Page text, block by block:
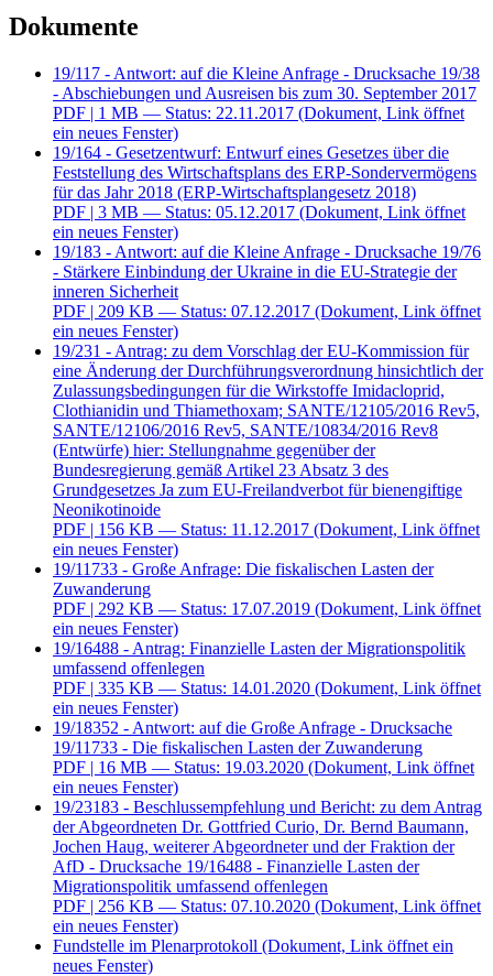
Dokumente
19/117 - Antwort: auf die Kleine Anfrage - Drucksache 19/38
- Abschiebungen und Ausreisen bis zum 30. September 2017
PDF | 1 MB — Status: 22.11.2017 (Dokument, Link öffnet
ein neues Fenster)
19/164 - Gesetzentwurf: Entwurf eines Gesetzes über die
Feststellung des Wirtschaftsplans des ERP-Sondervermögens
für das Jahr 2018 (ERP-Wirtschaftsplangesetz 2018)
PDF | 3 MB — Status: 05.12.2017 (Dokument, Link öffnet
ein neues Fenster)
19/183 - Antwort: auf die Kleine Anfrage - Drucksache 19/76
- Stärkere Einbindung der Ukraine in die EU-Strategie der
inneren Sicherheit
PDF | 209 KB — Status: 07.12.2017 (Dokument, Link öffnet
ein neues Fenster)
19/231 - Antrag: zu dem Vorschlag der EU-Kommission für
eine Änderung der Durchführungsverordnung hinsichtlich der
Zulassungsbedingungen für die Wirkstoffe Imidacloprid,
Clothianidin und Thiamethoxam; SANTE/12105/2016 Rev5,
SANTE/12106/2016 Rev5, SANTE/10834/2016 Rev8
(Entwürfe) hier: Stellungnahme gegenüber der
Bundesregierung gemäß Artikel 23 Absatz 3 des
Grundgesetzes Ja zum EU-Freilandverbot für bienengiftige
Neonikotinoide
PDF | 156 KB — Status: 11.12.2017 (Dokument, Link öffnet
ein neues Fenster)
19/11733 - Große Anfrage: Die fiskalischen Lasten der
Zuwanderung
PDF | 292 KB — Status: 17.07.2019 (Dokument, Link öffnet
ein neues Fenster)
19/16488 - Antrag: Finanzielle Lasten der Migrationspolitik
umfassend offenlegen
PDF | 335 KB — Status: 14.01.2020 (Dokument, Link öffnet
ein neues Fenster)
19/18352 - Antwort: auf die Große Anfrage - Drucksache
19/11733 - Die fiskalischen Lasten der Zuwanderung
PDF | 16 MB — Status: 19.03.2020 (Dokument, Link öffnet
ein neues Fenster)
19/23183 - Beschlussempfehlung und Bericht: zu dem Antrag
der Abgeordneten Dr. Gottfried Curio, Dr. Bernd Baumann,
Jochen Haug, weiterer Abgeordneter und der Fraktion der
AfD - Drucksache 19/16488 - Finanzielle Lasten der
Migrationspolitik umfassend offenlegen
PDF | 256 KB — Status: 07.10.2020 (Dokument, Link öffnet
ein neues Fenster)
Fundstelle im Plenarprotokoll (Dokument, Link öffnet ein
neues Fenster)